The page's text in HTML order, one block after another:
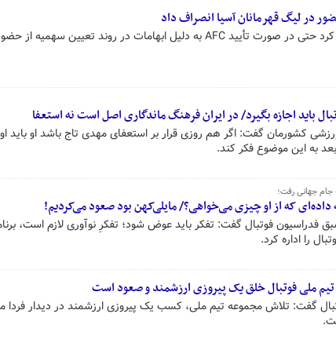
در لیگ قهرمانان آسیا انصراف داد
باید اجازه بگیرد/ در ایران فرهنگ ماندگاری اصل است نه استعفا
کشورمان گفت: اگر هم روزی قرار بر استعفای مهدی تاج باشد او باید
به این موضوع فکر کند.
جهانی رفت؛
که از او چیزی می‌خواهی؟/ مایلی‌کهن بود صعود می‌کردیم!
فدراسیون فوتبال گفت: تفکر باید عوض شود؛ تفکرِ نوآوری لازم است،
را اداره کرد.
ملی فوتبال خلق یک پیروزی ارزشمند و صعود است
گفت: تلاش مجموعه تیم ملی، کسب یک پیروزی ارزشمند در دیدار فردا